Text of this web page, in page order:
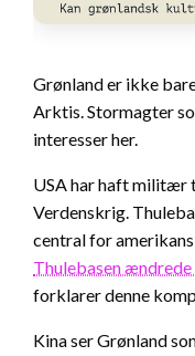
Grønland er ikke
Arktis. Stormagter
interesser her.
USA har haft militær
Verdenskrig.
central for
Thulebasen
forklarer denne
Kina ser Grønland